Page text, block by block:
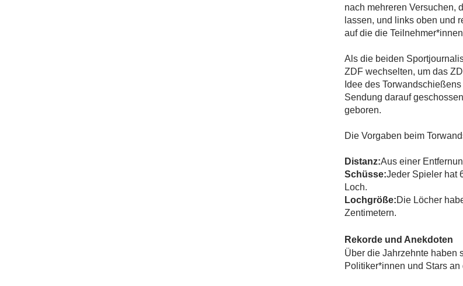
nach mehreren Versuchen,
lassen, und links oben und
auf die die
Als die beiden
ZDF wechselten, um das
Idee des
Sendung darauf
geboren.
Die Vorgaben beim
Distanz:Aus einer
Schüsse:Jeder Spieler hat
Loch.
Lochgröße:Die Löcher
Zentimetern.
Rekorde und Anekdoten
Über die Jahrzehnte haben
Politiker*innen und Stars an